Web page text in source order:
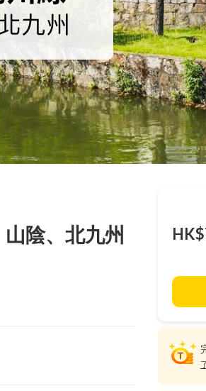
陰、北九州